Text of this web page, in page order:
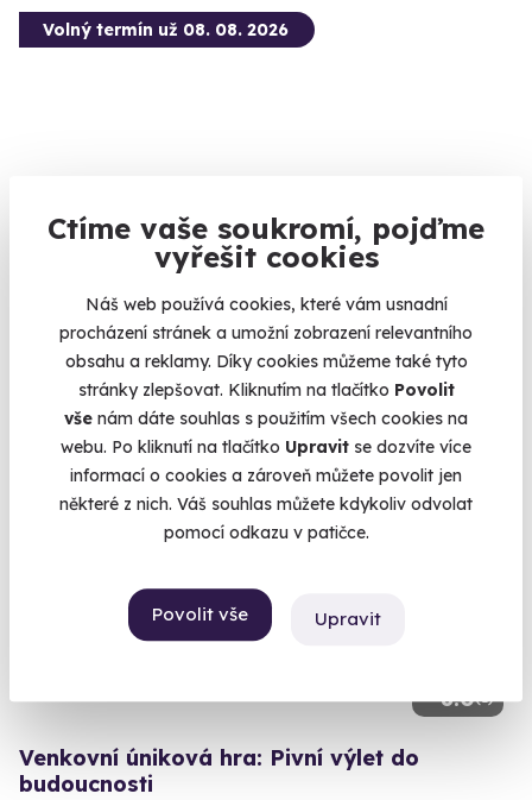
Ctíme vaše soukromí, pojďme
vyřešit cookies
Náš web používá cookies, které vám usnadní
procházení stránek a umožní zobrazení relevantního
obsahu a reklamy. Díky cookies můžeme také tyto
stránky zlepšovat. Kliknutím na tlačítko Povolit
vše nám dáte souhlas s použitím všech cookies na
webu. Po kliknutí na tlačítko Upravit se dozvíte více
informací o cookies a zároveň můžete povolit jen
některé z nich. Váš souhlas můžete kdykoliv odvolat
pomocí odkazu v patičce.
Povolit vše Upravit
Volný termín už 08. 08. 2026
Jízda v Chevrolet Camaro (Bumblebee)
Žlutá amerika jak z filmu Transformers
Olomouc (+ 6 dalších lokalit)
1 199 Kč
8.0
Venkovní úniková hra: Pivní výlet do
budoucnosti